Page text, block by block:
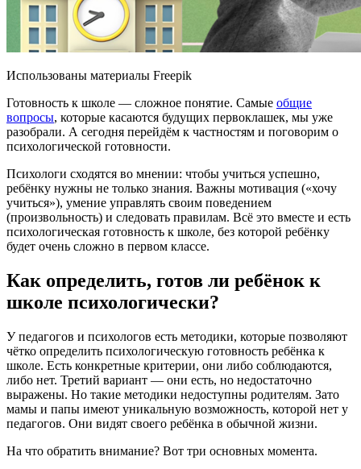
Использованы материалы Freepik
Готовность к школе — сложное понятие. Самые общие
вопросы, которые касаются будущих первоклашек, мы уже
разобрали. А сегодня перейдём к частностям и поговорим о
психологической готовности.
Психологи сходятся во мнении: чтобы учиться успешно,
ребёнку нужны не только знания. Важны мотивация («хочу
учиться»), умение управлять своим поведением
(произвольность) и следовать правилам. Всё это вместе и есть
психологическая готовность к школе, без которой ребёнку
будет очень сложно в первом классе.
Как определить, готов ли ребёнок к
школе психологически?
У педагогов и психологов есть методики, которые позволяют
чётко определить психологическую готовность ребёнка к
школе. Есть конкретные критерии, они либо соблюдаются,
либо нет. Третий вариант — они есть, но недостаточно
выражены. Но такие методики недоступны родителям. Зато
мамы и папы имеют уникальную возможность, которой нет у
педагогов. Они видят своего ребёнка в обычной жизни.
На что обратить внимание? Вот три основных момента.